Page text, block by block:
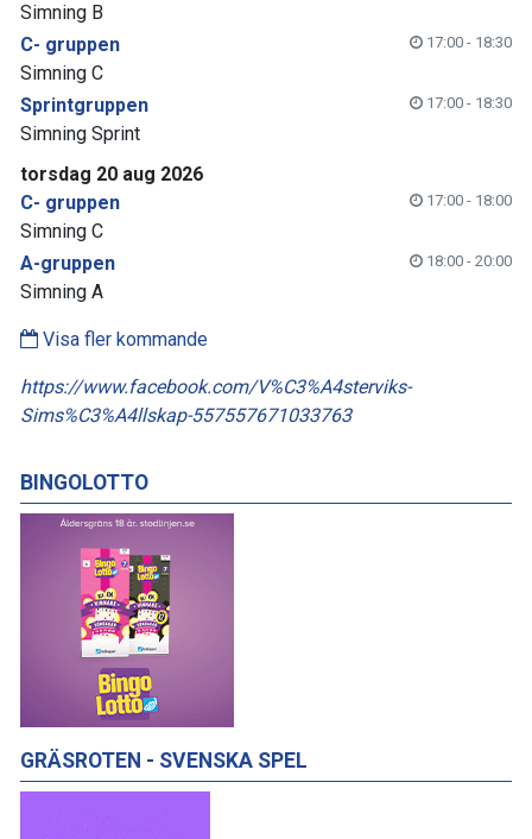
Simning B
C- gruppen
17:00 - 18:30
Simning C
Sprintgruppen
17:00 - 18:30
Simning Sprint
torsdag 20 aug 2026
C- gruppen
17:00 - 18:00
Simning C
A-gruppen
18:00 - 20:00
Simning A
Visa fler kommande
https://www.facebook.com/V%C3%A4sterviks-
Sims%C3%A4llskap-557557671033763
BINGOLOTTO
GRÄSROTEN - SVENSKA SPEL